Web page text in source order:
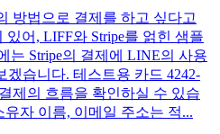
방법으로 결제를 하고 싶다고
어, LIFF와 Stripe를 얽힌 샘플
는 Stripe의 결제에 LINE의 사용
습니다. 테스트용 카드 4242-
제의 흐름을 확인하실 수 있습
자 이름, 이메일 주소는 적...